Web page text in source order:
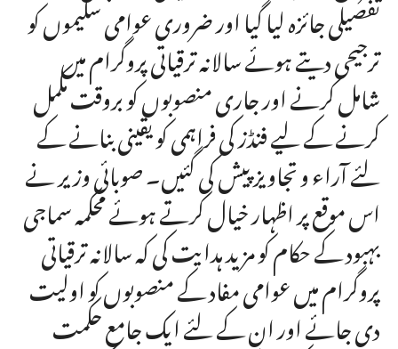
تفصیلی جائزہ لیا گیا اور ضروری عوامی سکیموں کو
ترجیحی دیتے ہوئے سالانہ ترقیاتی پروگرام میں
شامل کرنے اور جاری منصوبوں کو بروقت مکمل
کرنے کے لیے فنڈز کی فراہمی کو یقینی بنانے کے
لئے آراء و تجاویز پیش کی گئیں۔ صوبائی وزیر نے
اس موقع پر اظہار خیال کرتے ہوئے محکمہ سماجی
بہبود کے حکام کو مزید ہدایت کی کہ سالانہ ترقیاتی
پروگرام میں عوامی مفاد کے منصوبوں کو اولیت
دی جائے اور ان کے لئے ایک جامع حکمت